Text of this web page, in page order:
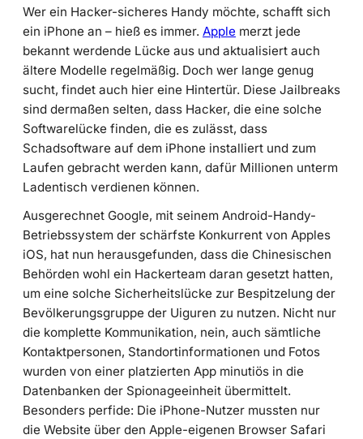
Wer ein Hacker-sicheres Handy möchte, schafft sich
ein iPhone an – hieß es immer. Apple merzt jede
bekannt werdende Lücke aus und aktualisiert auch
ältere Modelle regelmäßig. Doch wer lange genug
sucht, findet auch hier eine Hintertür. Diese Jailbreaks
sind dermaßen selten, dass Hacker, die eine solche
Softwarelücke finden, die es zulässt, dass
Schadsoftware auf dem iPhone installiert und zum
Laufen gebracht werden kann, dafür Millionen unterm
Ladentisch verdienen können.
Ausgerechnet Google, mit seinem Android-Handy-
Betriebssystem der schärfste Konkurrent von Apples
iOS, hat nun herausgefunden, dass die Chinesischen
Behörden wohl ein Hackerteam daran gesetzt hatten,
um eine solche Sicherheitslücke zur Bespitzelung der
Bevölkerungsgruppe der Uiguren zu nutzen. Nicht nur
die komplette Kommunikation, nein, auch sämtliche
Kontaktpersonen, Standortinformationen und Fotos
wurden von einer platzierten App minutiös in die
Datenbanken der Spionageeinheit übermittelt.
Besonders perfide: Die iPhone-Nutzer mussten nur
die Website über den Apple-eigenen Browser Safari